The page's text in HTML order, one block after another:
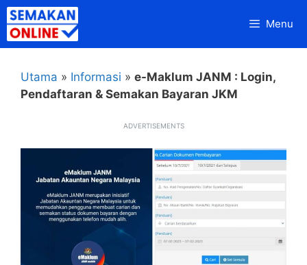
Skip
to
content
Menu
Utama » Informasi » e-Maklum JANM : Login,
Pendaftaran & Semakan Bayaran JKM
ADVERTISEMENTS